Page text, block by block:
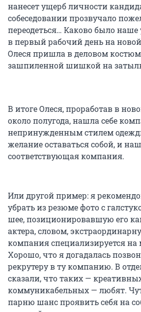
нанесет ущерб личности
собеседовании прозвучало
переодеться… Каково было наше
в первый рабочий день на
Олеся пришла в деловом
зашпиленной шишкой на
В итоге Олеся, проработав в
около полугода, нашла себе
непринужденным стилем
желание оставаться собой, и
соответствующая компания.
Или другой пример: я
убрать из резюме фото с
шее, позиционировавшую его
актера, словом,
компания специализируется на
Хорошо, что я догадалась
рекрутеру в ту компанию. В
сказали, что таких —
коммуникабельных — любят.
парню шанс проявить себя на